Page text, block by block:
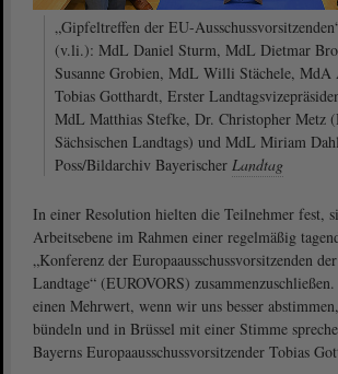
„Gipfeltreffen der EU-
(v.li.): MdL Daniel Sturm, MdL Dietmar
Susanne Grobien, MdL Willi Stächele, MdA
Tobias Gotthardt, Erster
MdL Matthias Stefke, Dr. Christopher Metz
Sächsischen Landtags) und MdL Miriam
Poss/Bildarchiv Bayerischer Landtag
In einer Resolution hielten die Teilnehmer fest,
Arbeitsebene im Rahmen einer regelmäßig
„Konferenz der Europaausschussvorsitzenden
Landtage“ (EUROVORS)
einen Mehrwert, wenn wir uns besser
bündeln und in Brüssel mit einer Stimme
Bayerns Europaausschussvorsitzender Tobias